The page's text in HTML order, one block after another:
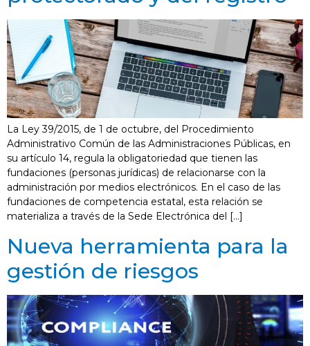
La Ley 39/2015, de 1 de octubre, del Procedimiento
Administrativo Común de las Administraciones Públicas, en
su artículo 14, regula la obligatoriedad que tienen las
fundaciones (personas jurídicas) de relacionarse con la
administración por medios electrónicos. En el caso de las
fundaciones de competencia estatal, esta relación se
materializa a través de la Sede Electrónica del […]
Nueva herramienta para la
gestión de riesgos